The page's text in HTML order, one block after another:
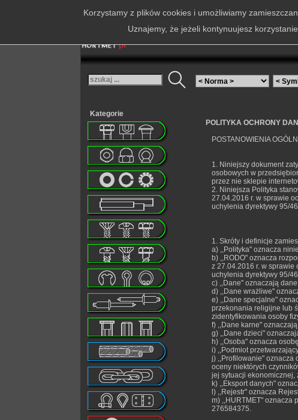
Kategorie
POLITYKA OCHRONY
POSTANOWIENIA
1. Niniejszy dokument
osobowych w
przez nie sklepie
2. Niniejsza Polityka
27.04.2016 r. w sprawie
uchylenia dyrektywy 95/
1. Skróty i definicje
a) ,,Polityka" oznacza
b) ,,RODO" oznacza
z 27.04.2016 r. w sprawie
uchylenia dyrektywy 95/
c) ,,Dane" oznaczają
d) ,,Dane wrażliwe"
e) ,,Dane specjalne"
przekonania religijne lub
zidentyfikowania osoby
f) ,,Dane karne"
g) ,,Dane dzieci"
h) ,,Osoba" oznacza
i) ,,Podmiot
j) ,,Profilowanie" oznacza
oceny niektórych
jej sytuacji ekonomicznej,
k) ,,Eksport danych"
l) ,,Rejestr" oznacza
m) ,,HURTMET" oznacza
276584375.
Korzystamy z plików cookies i umożliwiamy
Uznajemy, że jeżeli kontynuujesz